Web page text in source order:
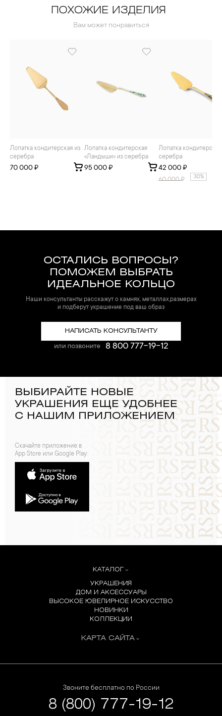
ПОХОЖИЕ ИЗДЕЛИЯ
Вам может понравиться
Лопатка кондитерская из
серебра
70 000 ₽
Лопатка кондитерская
«Ландыши» из серебра
95 000 ₽
Лопатка кондитерская из
серебра
42 000 ₽
60 000₽ 30%
ОСТАЛИСЬ ВОПРОСЫ?
ПОМОЖЕМ ВЫБРАТЬ
ИДЕАЛЬНОЕ КОЛЬЦО
Наши консультанты расскажут о камнях, металлах,размерах
и подберут украшение под ваш образ
НАПИСАТЬ КОНСУЛЬТАНТУ
или позвоните 8 800 777-19-12
ВЫБИРАЙТЕ НОВЫЕ
УКРАШЕНИЯ ЕЩЕ УДОБНЕЕ
С НАШИМ ПРИЛОЖЕНИЕМ
Скачайте приложение в
App Store или Google Play:
КАТАЛОГ
УКРАШЕНИЯ
ДОМ И АКСЕССУАРЫ
ВЫСОКОЕ ЮВЕЛИРНОЕ ИСКУССТВО
НОВИНКИ
КОЛЛЕКЦИИ
КАРТА САЙТА
Звоните бесплатно по России
8 (800) 777-19-12